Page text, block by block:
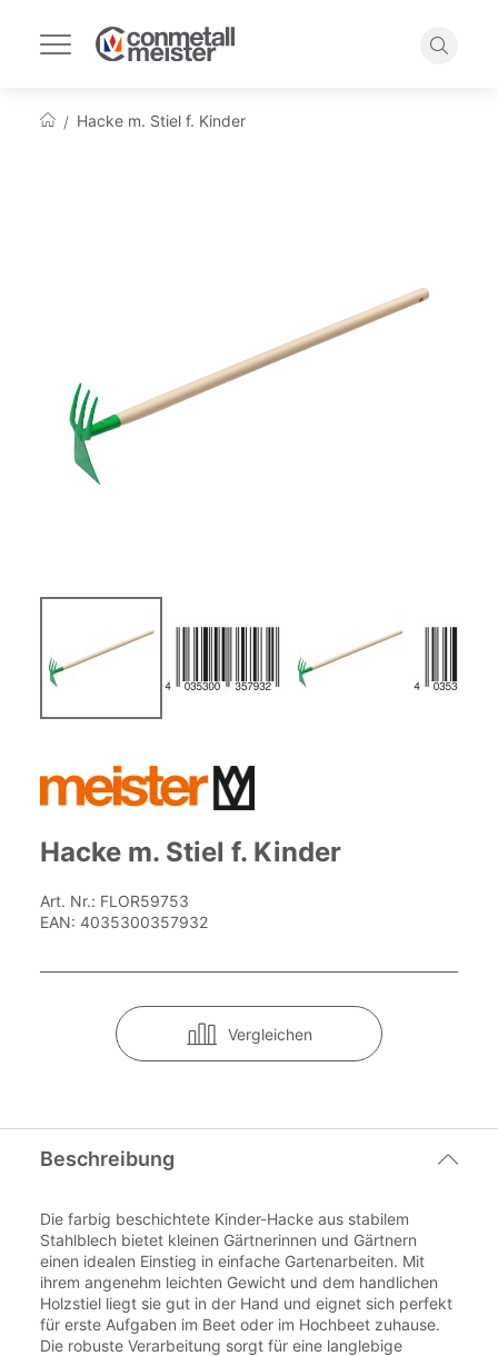
Navigation
umschalten
Suche
StartseiteHacke m. Stiel f. Kinder
der
Bildgalerie
Hacke m. Stiel f. Kinder
Art. Nr.: FLOR59753
EAN: 4035300357932
Vergleichen
Beschreibung
Die farbig beschichtete Kinder-Hacke aus stabilem
Stahlblech bietet kleinen Gärtnerinnen und Gärtnern
einen idealen Einstieg in einfache Gartenarbeiten. Mit
ihrem angenehm leichten Gewicht und dem handlichen
Holzstiel liegt sie gut in der Hand und eignet sich perfekt
für erste Aufgaben im Beet oder im Hochbeet zuhause.
Die robuste Verarbeitung sorgt für eine langlebige